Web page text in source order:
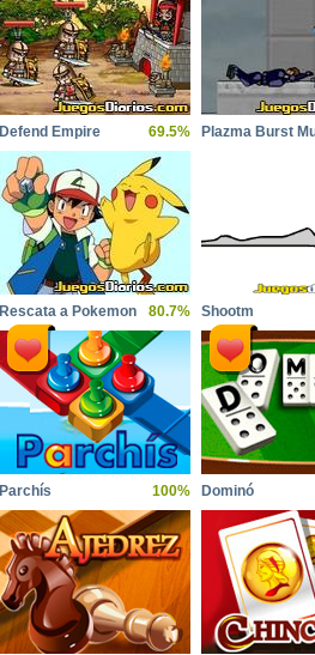
Defend Empire 69.5% Plazma Burst
Rescata a Pokemon 80.7% Shootm
Parchís 100% Dominó